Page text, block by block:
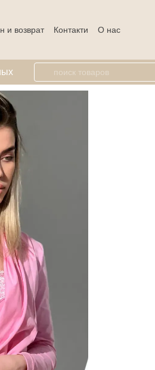
и возврат Контакти О нас